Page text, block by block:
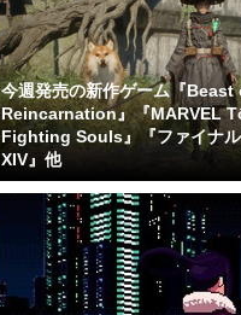
今週発売の新作ゲーム『Beast
Reincarnation』『MARVEL
Fighting Souls』『ファイナ
XIV』他